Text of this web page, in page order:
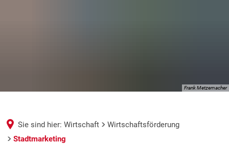
Frank Metzemacher
Sie sind hier: Wirtschaft
Wirtschaftsförderung
Stadtmarketing